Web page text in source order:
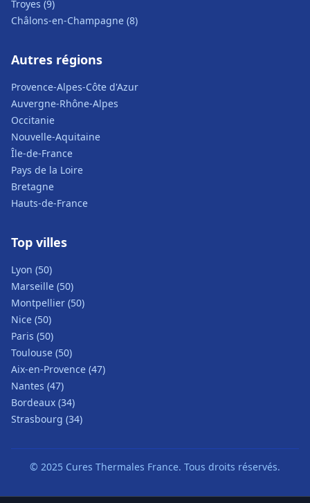
Troyes (9)
Châlons-en-Champagne (8)
Autres régions
Provence-Alpes-Côte d'Azur
Auvergne-Rhône-Alpes
Occitanie
Nouvelle-Aquitaine
Île-de-France
Pays de la Loire
Bretagne
Hauts-de-France
Top villes
Lyon (50)
Marseille (50)
Montpellier (50)
Nice (50)
Paris (50)
Toulouse (50)
Aix-en-Provence (47)
Nantes (47)
Bordeaux (34)
Strasbourg (34)
© 2025 Cures Thermales France. Tous droits réservés.